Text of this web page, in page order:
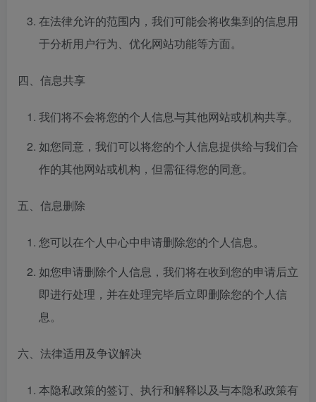
在法律允许的范围内，我们可能会将收集到的信息用
于分析用户行为、优化网站功能等方面。
四、信息共享
我们将不会将您的个人信息与其他网站或机构共享。
如您同意，我们可以将您的个人信息提供给与我们合
作的其他网站或机构，但需征得您的同意。
五、信息删除
您可以在个人中心中申请删除您的个人信息。
如您申请删除个人信息，我们将在收到您的申请后立
即进行处理，并在处理完毕后立即删除您的个人信
息。
六、法律适用及争议解决
本隐私政策的签订、执行和解释以及与本隐私政策有